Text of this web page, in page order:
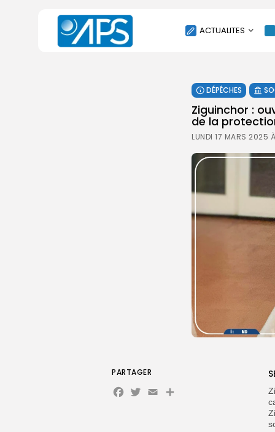
ACTUALITES
SOCIÉTÉ
ÉCONOMIE
CULTURE
ENVIRONNEMENT
SANTE
DÉPÊCHES
Ziguinchor :
de la
LUNDI 17 MARS 2025
PARTAGER
Facebook
Twitter
EmailPartager